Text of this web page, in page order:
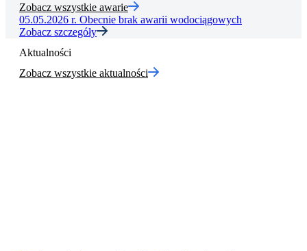
Zobacz wszystkie awarie
05.05.2026 r. Obecnie brak awarii wodociągowych
Zobacz szczegóły
Aktualności
Zobacz wszystkie aktualności